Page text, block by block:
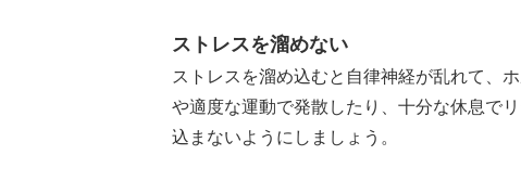
ストレスを溜めない
ストレスを溜め込むと自律神経が乱れて、
や適度な運動で発散したり、十分な休息で
込まないようにしましょう。